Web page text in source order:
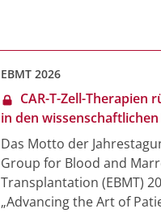
Leitung von Prof. Luca
Leibniz-Institut für
Cancer Institute berichtet
Fachzeitschrift Cell, dass
TSCM-Phänotyp in einer
Studie sicher und
Zudem bewirkten sie in
komplette
EBMT 2026
CAR-T-Zell-Therapien
in den wissenschaftlichen
Das Motto der
Group for Blood and
Transplantation (EBMT)
„Advancing the Art of